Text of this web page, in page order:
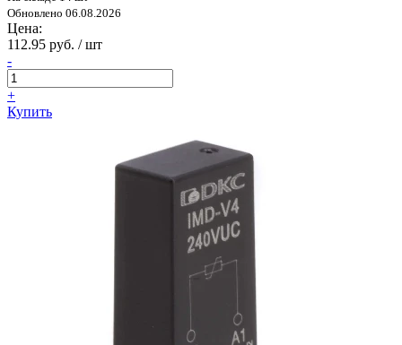
Обновлено 06.08.2026
Цена:
112.95 руб. / шт
-
+
Купить